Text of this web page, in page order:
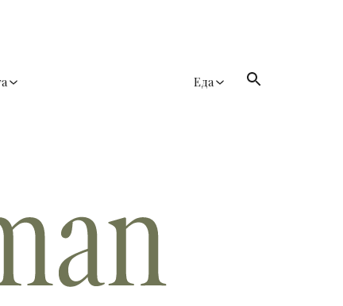
Еда